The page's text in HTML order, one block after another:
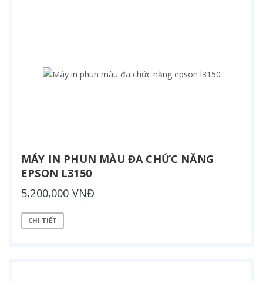
MÁY IN PHUN MÀU ĐA CHỨC NĂNG
EPSON L3150
5,200,000 VNĐ
CHI TIẾT